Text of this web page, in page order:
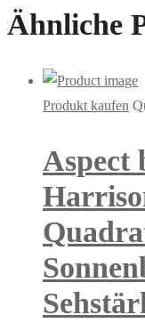
Ähnliche
Produkt kaufen
Aspect